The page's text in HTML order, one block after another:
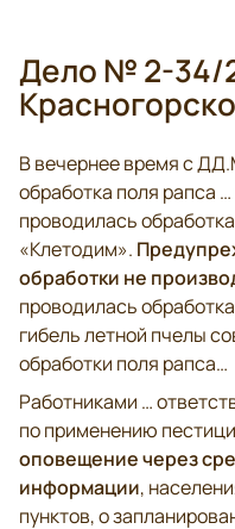
Дело № 2-34/
В вечернее время с
обработка поля рапса
проводилась
«Клетодим».
обработки не
проводилась
гибель летной пчелы
обработки поля рапса…
Работниками …
по применению
оповещение через
информации,
пунктов, о